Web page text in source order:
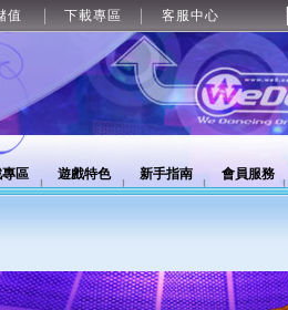
值 下載專區 客服中心
區 遊戲特色 新手指南 會員服務